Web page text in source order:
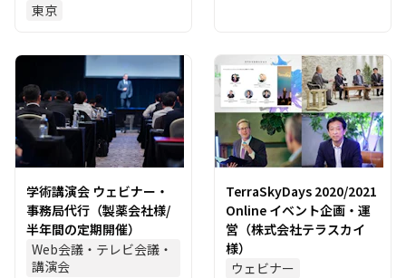
東京
学術講演会 ウェビナー・
事務局代行（製薬会社様/
半年間の定期開催）
Web会議・テレビ会議・
講演会
TerraSkyDays 2020/2021
Online イベント企画・運
営（株式会社テラスカイ
様）
ウェビナー